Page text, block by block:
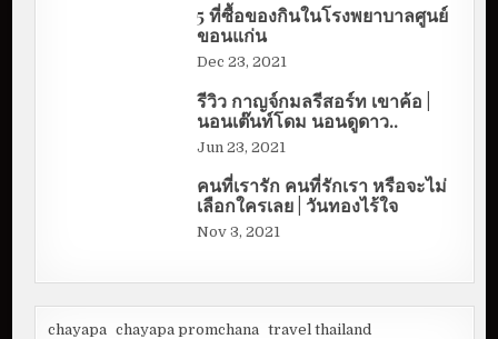
5 ที่ซื้อของกินในโรงพยาบาลศูนย์
ขอนแก่น
Dec 23, 2021
รีวิว กาญจ์กมลรีสอร์ท เขาค้อ |
นอนเต๊นท์โดม นอนดูดาว..
Jun 23, 2021
คนที่เรารัก คนที่รักเรา หรือจะไม่
เลือกใครเลย | วันทองไร้ใจ
Nov 3, 2021
chayapa chayapa promchana
travel thailand